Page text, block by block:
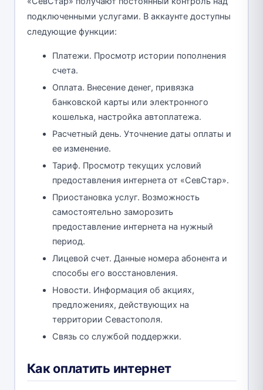
подключенными услугами. В аккаунте доступны
следующие функции:
Платежи. Просмотр истории пополнения
счета.
Оплата. Внесение денег, привязка
банковской карты или электронного
кошелька, настройка автоплатежа.
Расчетный день. Уточнение даты оплаты и
ее изменение.
Тариф. Просмотр текущих условий
предоставления интернета от «СевСтар».
Приостановка услуг. Возможность
самостоятельно заморозить
предоставление интернета на нужный
период.
Лицевой счет. Данные номера абонента и
способы его восстановления.
Новости. Информация об акциях,
предложениях, действующих на
территории Севастополя.
Связь со службой поддержки.
Как оплатить интернет